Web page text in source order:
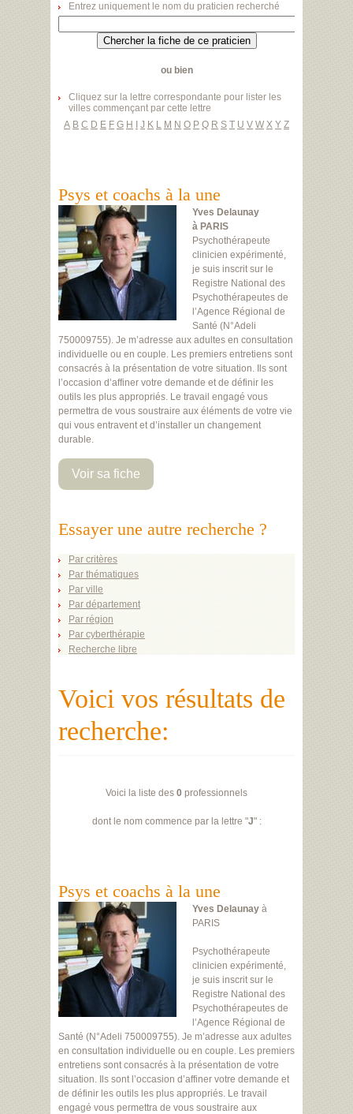
Entrez uniquement le nom du praticien recherché
ou bien
Cliquez sur la lettre correspondante pour lister les
villes commençant par cette lettre
A B C D E F G H J K L M N O P Q R S T U V W X Y Z
Psys et coachs à la une
Yves Delaunay
à PARIS
Psychothérapeute
clinicien expérimenté,
je suis inscrit sur le
Registre National des
Psychothérapeutes de
l’Agence Régional de
Santé (N°Adeli
750009755). Je m’adresse aux adultes en consultation
individuelle ou en couple. Les premiers entretiens sont
consacrés à la présentation de votre situation. Ils sont
l’occasion d’affiner votre demande et de définir les
outils les plus appropriés. Le travail engagé vous
permettra de vous soustraire aux éléments de votre vie
qui vous entravent et d’installer un changement
durable.
Voir sa fiche
Essayer une autre recherche ?
Par critères
Par thématiques
Par ville
Par département
Par région
Par cyberthérapie
Recherche libre
Voici vos résultats de
recherche:
Voici la liste des 0 professionnels
dont le nom commence par la lettre "J" :
Psys et coachs à la une
Yves Delaunay à
PARIS
Psychothérapeute
clinicien expérimenté,
je suis inscrit sur le
Registre National des
Psychothérapeutes de
l’Agence Régional de
Santé (N°Adeli 750009755). Je m’adresse aux adultes
en consultation individuelle ou en couple. Les premiers
entretiens sont consacrés à la présentation de votre
situation. Ils sont l’occasion d’affiner votre demande et
de définir les outils les plus appropriés. Le travail
engagé vous permettra de vous soustraire aux